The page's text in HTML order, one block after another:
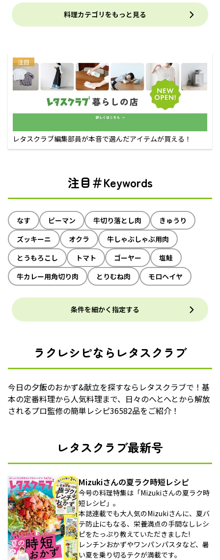
料理カテゴリをもっと見る
注目
レタスクラブ編集部員が本音で選んだアイテムが買える！
注目＃Keywords
なす ピーマン 牛切り落とし肉
きゅうり
ズッキーニ
オクラ
牛しゃぶしゃぶ用肉
とうもろこし
トマト ゴーヤー
塩鮭
牛カレー用角切り肉
とりむね肉 モロヘイヤ
条件を細かく指定する
ラクレシピならレタスクラブ
今日の夕飯のおかず&献立を探すならレタスクラブで！基
本の定番料理から人気料理まで、日々のへとへとから解放
されるプロ監修の簡単レシピ36582品をご紹介！
レタスクラブ最新号
Mizukiさんの夏ラク時短レシピ
今号の料理特集は「Mizukiさんの夏ラク時
短レシピ」。
本誌連載でも大人気のMizukiさんに、夏バ
テ防止にもなる、栄養満点の手間なしレシ
ピをたっぷり教えていただきました!
レンチンおかずやワンパンパスタなど、暑
い夏を乗り切るテクが満載です。